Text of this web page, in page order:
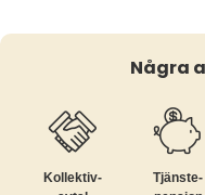
Några
Kollektiv­
Tjänste­